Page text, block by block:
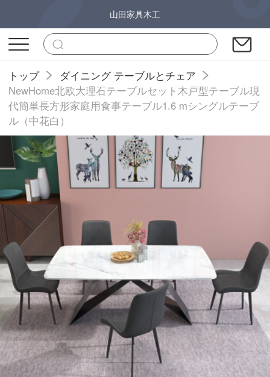
山田家具木工
トップ
ダイニング テーブルとチェア
NewHome北欧大理石テーブルセット木戸型テーブル現
代簡単長方形家庭用食事テーブル1.6 mシングルテーブ
ル（中花白）